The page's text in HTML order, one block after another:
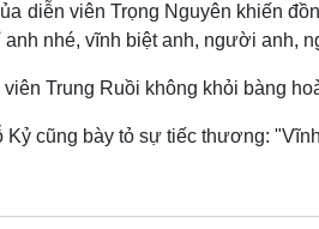
diễn viên Trọng Nguyên khiến
anh nhé, vĩnh biệt anh, người anh,
viên Trung Ruồi không khỏi bàng
Kỷ cũng bày tỏ sự tiếc thương: